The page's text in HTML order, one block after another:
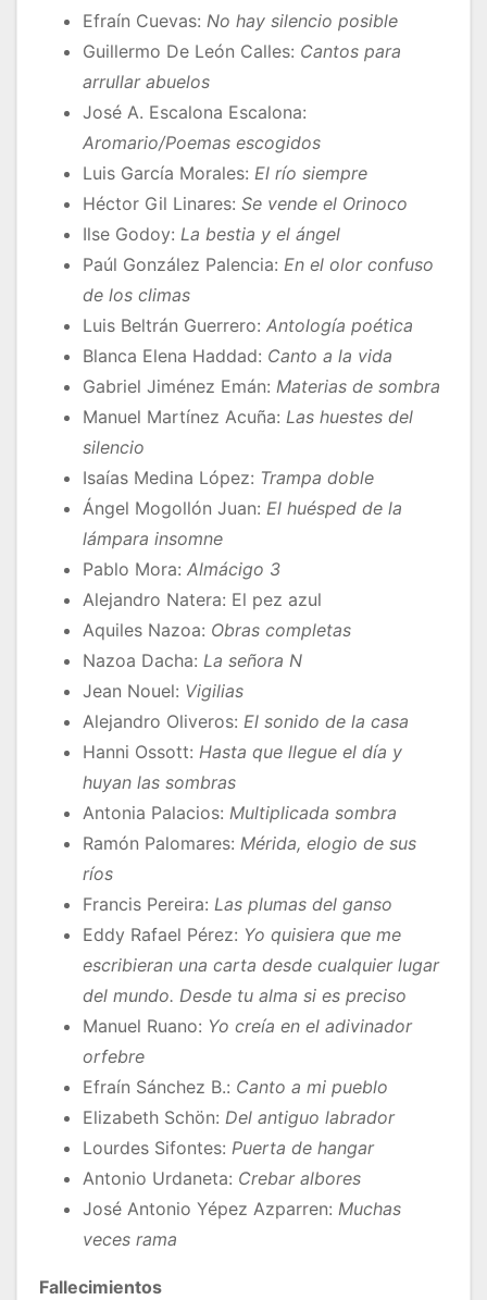
Efraín Cuevas: No hay silencio posible
Guillermo De León Calles: Cantos para
arrullar abuelos
José A. Escalona Escalona:
Aromario/Poemas escogidos
Luis García Morales: El río siempre
Héctor Gil Linares: Se vende el Orinoco
Ilse Godoy: La bestia y el ángel
Paúl González Palencia: En el olor confuso
de los climas
Luis Beltrán Guerrero: Antología poética
Blanca Elena Haddad: Canto a la vida
Gabriel Jiménez Emán: Materias de sombra
Manuel Martínez Acuña: Las huestes del
silencio
Isaías Medina López: Trampa doble
Ángel Mogollón Juan: El huésped de la
lámpara insomne
Pablo Mora: Almácigo 3
Alejandro Natera: El pez azul
Aquiles Nazoa: Obras completas
Nazoa Dacha: La señora N
Jean Nouel: Vigilias
Alejandro Oliveros: El sonido de la casa
Hanni Ossott: Hasta que llegue el día y
huyan las sombras
Antonia Palacios: Multiplicada sombra
Ramón Palomares: Mérida, elogio de sus
ríos
Francis Pereira: Las plumas del ganso
Eddy Rafael Pérez: Yo quisiera que me
escribieran una carta desde cualquier lugar
del mundo. Desde tu alma si es preciso
Manuel Ruano: Yo creía en el adivinador
orfebre
Efraín Sánchez B.: Canto a mi pueblo
Elizabeth Schön: Del antiguo labrador
Lourdes Sifontes: Puerta de hangar
Antonio Urdaneta: Crebar albores
José Antonio Yépez Azparren: Muchas
veces rama
Fallecimientos